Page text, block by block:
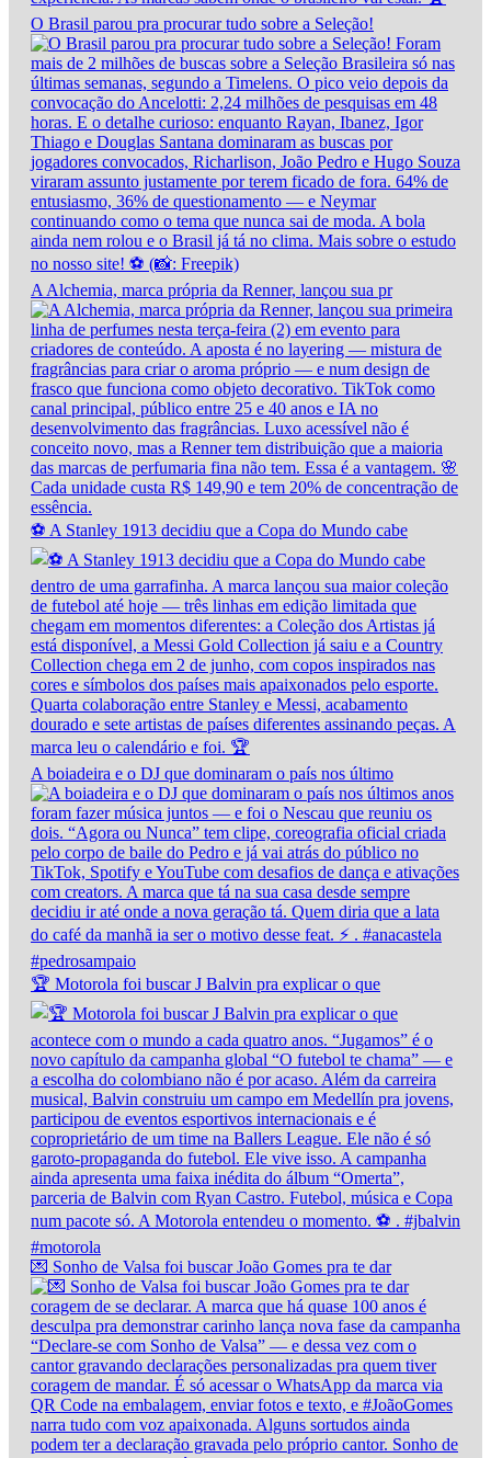
O Brasil parou pra procurar tudo sobre a Seleção!
A Alchemia, marca própria da Renner, lançou sua pr
⚽ A Stanley 1913 decidiu que a Copa do Mundo cabe
A boiadeira e o DJ que dominaram o país nos último
🏆 Motorola foi buscar J Balvin pra explicar o que
💌 Sonho de Valsa foi buscar João Gomes pra te dar